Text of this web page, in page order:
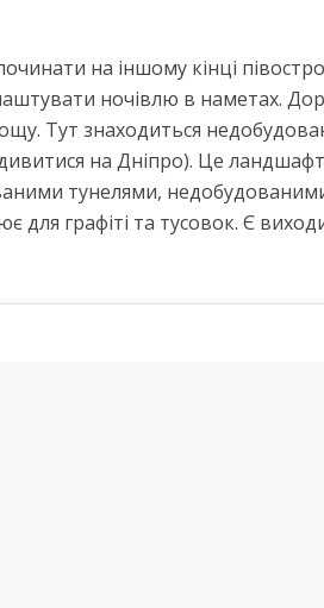
на іншому кінці
ночівлю в наметах.
Тут знаходиться
на Дніпро). Це
тунелями,
для графіті та тусовок. Є